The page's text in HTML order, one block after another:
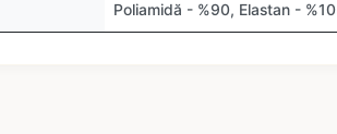
Poliamidă - %90, Elastan - %10